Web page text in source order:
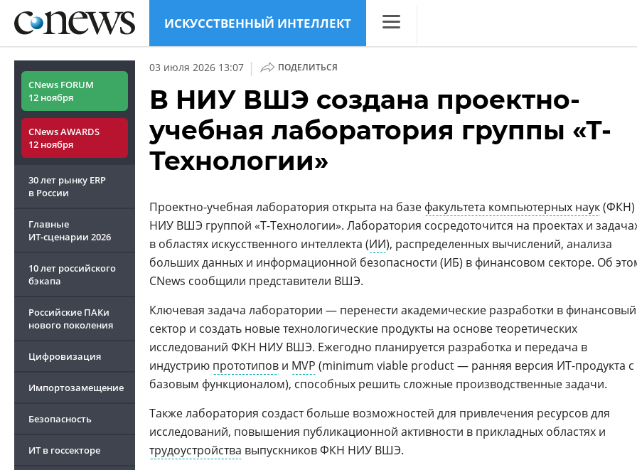
ИСКУССТВЕННЫЙ ИНТЕЛЛЕКТ
Конференции
Маркет
CNews FORUM
12 ноября
CNews AWARDS
12 ноября
30 лет рынку ERP
в России
Главные
ИТ-сценарии 2026
10 лет российского
бэкапа
Российские ПАКи
нового поколения
Цифровизация
Импортозамещение
Безопасность
ИТ в госсекторе
03 июля 2026 13:07 | ПОДЕЛИТЬСЯ
В НИУ ВШЭ создана проектно-
учебная лаборатория группы «Т-
Технологии»
Проектно-учебная лаборатория открыта на базе факультета компьютерных наук(ФКН)
НИУ ВШЭ группой «Т-Технологии». Лаборатория сосредоточится на проектах и
в областях искусственного интеллекта (ИИ), распределенных вычислений, анализа
больших данных и информационной безопасности (ИБ) в финансовом секторе. Об
CNews сообщили представители ВШЭ.
Ключевая задача лаборатории — перенести академические разработки в финансовый
сектор и создать новые технологические продукты на основе теоретических
исследований ФКН НИУ ВШЭ. Ежегодно планируется разработка и передача в
индустрию прототипов и MVP (minimum viable product — ранняя версия ИТ-продукта с
базовым функционалом), способных решить сложные производственные задачи.
Также лаборатория создаст больше возможностей для привлечения ресурсов для
исследований, повышения публикационной активности в прикладных областях и
трудоустройства выпускников ФКН НИУ ВШЭ.